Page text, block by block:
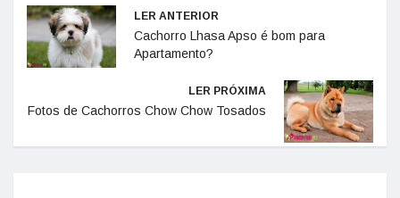
LER ANTERIOR
Cachorro Lhasa Apso é bom para
Apartamento?
LER PRÓXIMA
Fotos de Cachorros Chow Chow Tosados